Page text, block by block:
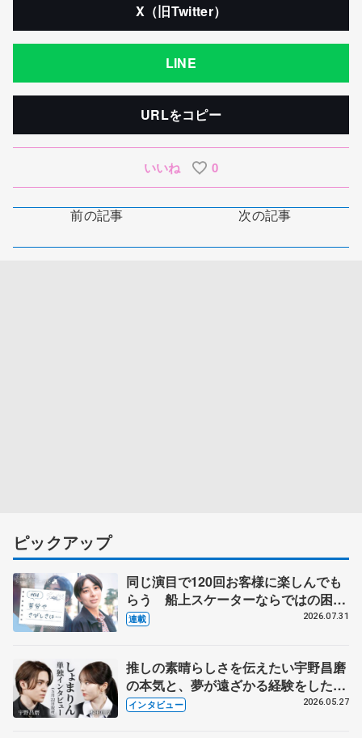
X（旧Twitter）
LINE
URLをコピー
いいね 0
前の記事 次の記事
ピックアップ
同じ演目で120回お客様に楽しんでも
らう 船上スケーターならではの困難
とは 影響あったPIW前キャプテン松
連載 2026.07.31
推しの素晴らしさを伝えたい宇野昌磨
の本気と、夢が遠ざかる経験をした本
田真凜の覚悟
インタビュー 2026.05.27